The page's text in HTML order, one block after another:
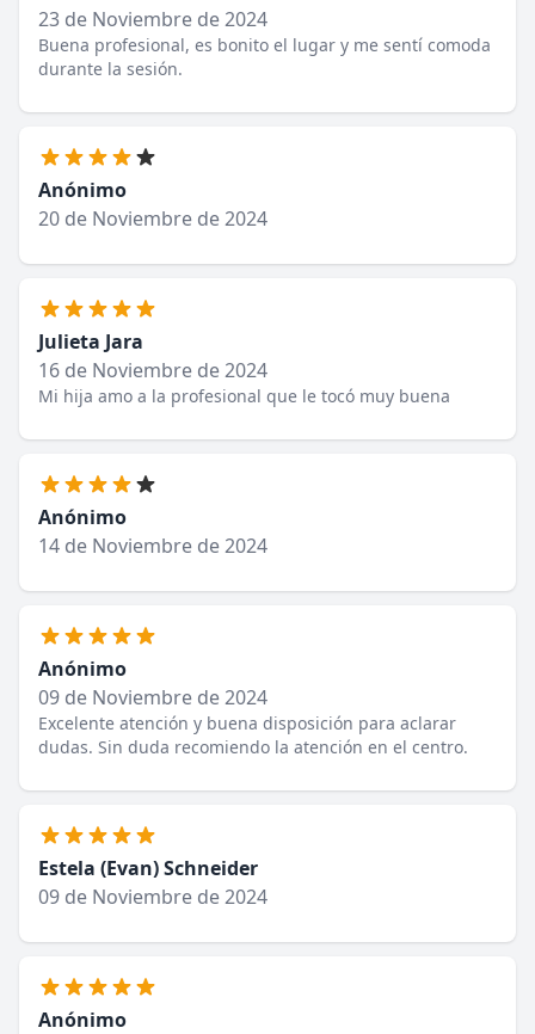
23 de Noviembre de 2024
Buena profesional, es bonito el lugar y me sentí comoda
durante la sesión.
Anónimo
20 de Noviembre de 2024
Julieta Jara
16 de Noviembre de 2024
Mi hija amo a la profesional que le tocó muy buena
Anónimo
14 de Noviembre de 2024
Anónimo
09 de Noviembre de 2024
Excelente atención y buena disposición para aclarar
dudas. Sin duda recomiendo la atención en el centro.
Estela (Evan) Schneider
09 de Noviembre de 2024
Anónimo